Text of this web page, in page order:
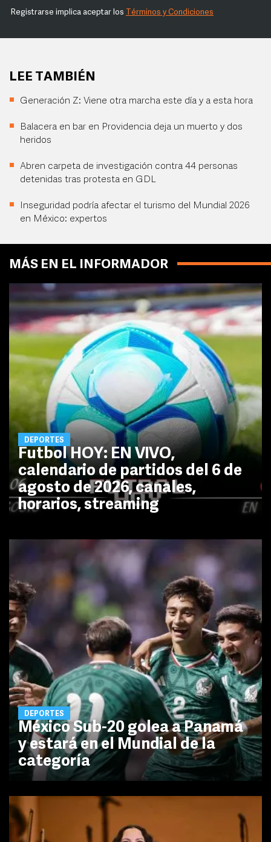
Registrarse implica aceptar los Términos y Condiciones
LEE TAMBIÉN
Generación Z: Viene otra marcha este día y a esta hora
Balacera en bar en Providencia deja un muerto y dos
heridos
Abren carpeta de investigación contra 44 personas
detenidas tras protesta en GDL
Inseguridad podría afectar el turismo del Mundial 2026
en México: expertos
MÁS EN EL INFORMADOR
DEPORTES
Futbol HOY: EN VIVO,
calendario de partidos del 6 de
agosto de 2026, canales,
horarios, streaming
DEPORTES
México Sub-20 golea a Panamá
y estará en el Mundial de la
categoría